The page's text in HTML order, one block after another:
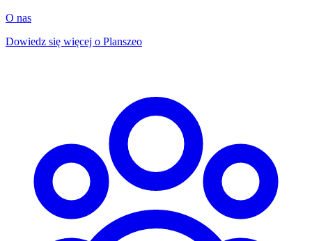
O nas
Dowiedz się więcej o Planszeo